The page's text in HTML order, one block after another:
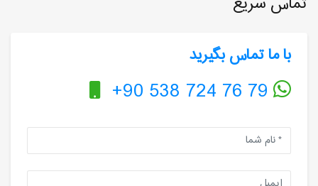
با ما تماس بگیرید
+90 538 724 76 79